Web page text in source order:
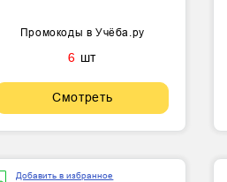
Промокоды в Учёба.ру
6 шт
Смотреть
Добавить в избранное